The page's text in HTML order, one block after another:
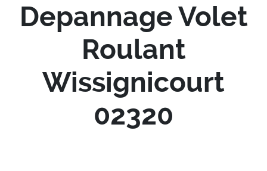
Depannage Volet
Roulant
Wissignicourt
02320